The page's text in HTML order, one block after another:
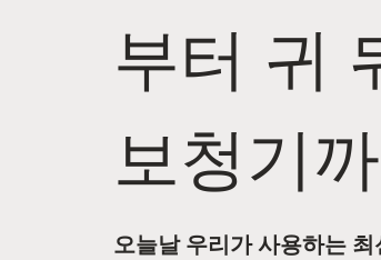
부터 귀
보청기
오늘날 우리가 사용하는